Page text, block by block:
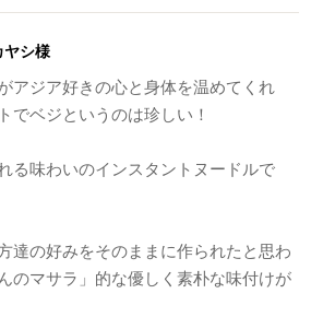
ヤシ様
アジア好きの心と身体を温めてくれ
でベジというのは珍しい！
る味わいのインスタントヌードルで
達の好みをそのままに作られたと思わ
のマサラ」的な優しく素朴な味付けが